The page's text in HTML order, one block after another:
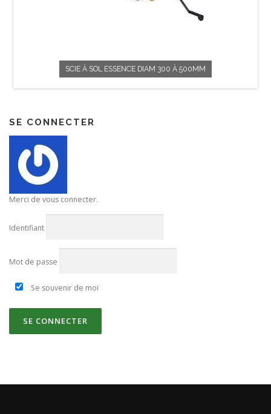
SCIE À SOL ESSENCE DIAM 300 À 500MM
SE CONNECTER
Merci de vous connecter.
Identifiant
Mot de passe
Se souvenir de moi